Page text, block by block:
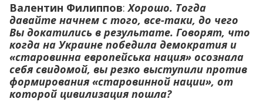
Валентин Филиппов:Хорошо. Тогда
давайте начнем с того, все-таки, до чего
Вы докатились в результате. Говорят, что
когда на Украине победила демократия и
«старовинна европейська нация» осознала
себя свидомой, вы резко выступили против
формирования «старовинной нации», от
которой цивилизация пошла?